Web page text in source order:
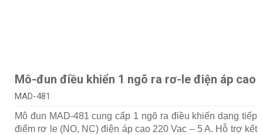
Mô-đun điều khiển 1 ngõ ra rơ-le điện áp cao
MAD-481
Mô đun MAD-481 cung cấp 1 ngõ ra điều khiển dạng tiếp
điểm rơ le (NO, NC) điện áp cao 220 Vac – 5 A. Hỗ trợ kết